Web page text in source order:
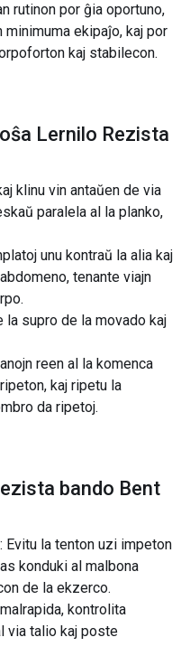
rutinon por ĝia oportuno,
ekipaĵo, kaj por
kaj stabilecon.
Lernilo Rezista
klinu vin antaŭen de via
paralela al la planko,
unu kontraŭ la alia kaj
tenante viajn
la supro de la movado kaj
reen al la komenca
kaj ripetu la
da ripetoj.
bando Bent
la tenton uzi impeton
konduki al malbona
de la ekzerco.
kontrolita
via talio kaj poste